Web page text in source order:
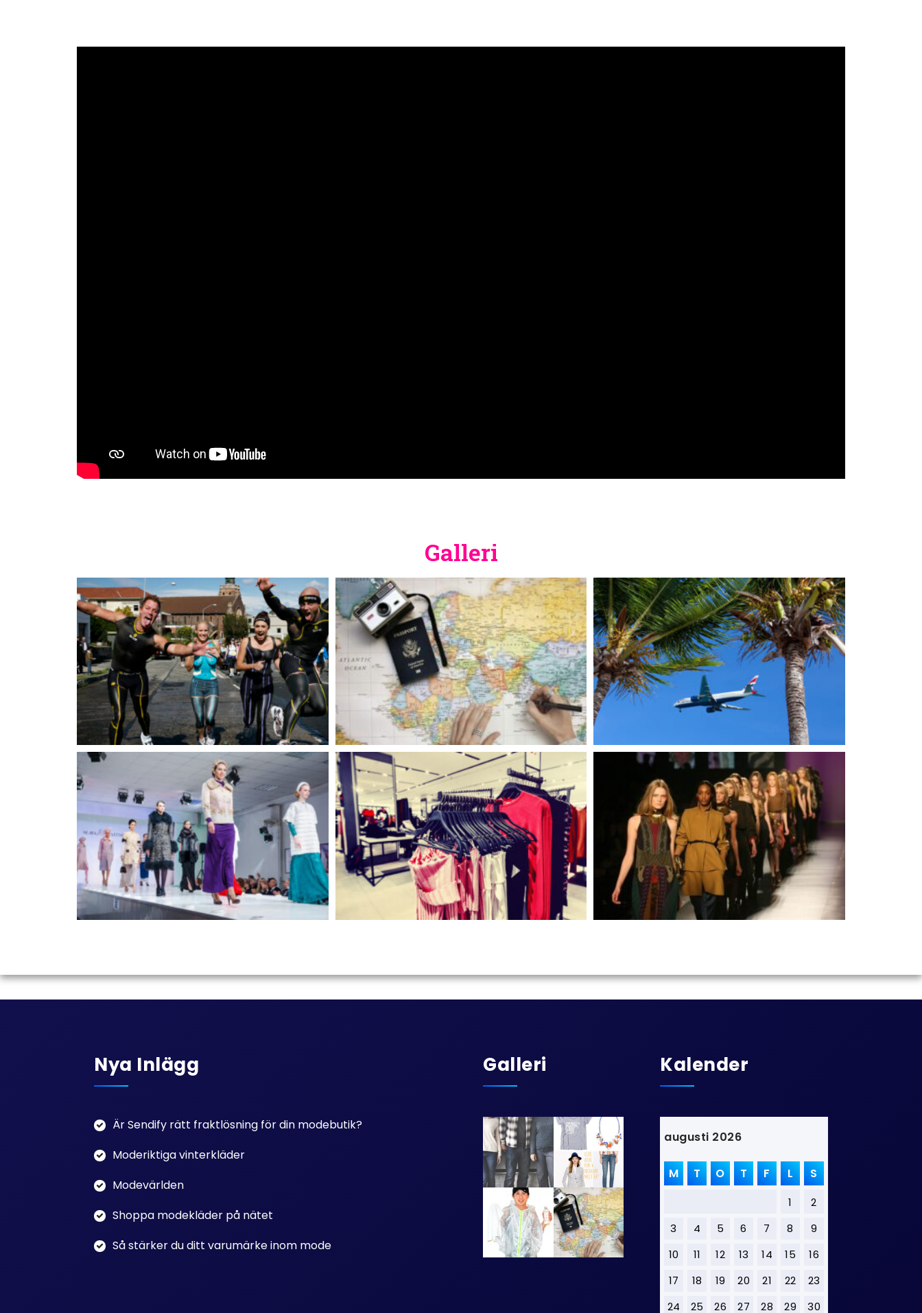
Galleri
Nya Inlägg
Är Sendify rätt fraktlösning för din modebutik?
Moderiktiga vinterkläder
Modevärlden
Shoppa modekläder på nätet
Så stärker du ditt varumärke inom mode
Galleri Kalender
augusti 2026
M T O T F L S
1
2
3
4 5 6 7 8
9
10
11 12 13 14 15
16
17
18 19 20 21 22
23
24
25 26 27 28 29 30